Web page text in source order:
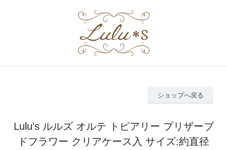
ショップへ戻る
Lulu's ルルズ オルテ トピアリー プリザーブ
ドフラワー クリアケース入 サイズ:約直径